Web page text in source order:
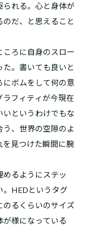
られる。心と身体が
だ、と思えること
ろに自身のスロー
。書いても良いと
にボムをして何の意
フィティが今現在
いというわけでもな
う、世界の空隙のよ
を見つけた瞬間に腕
るようにステッ
。HEDというタグ
のるくらいのサイズ
が様になっている